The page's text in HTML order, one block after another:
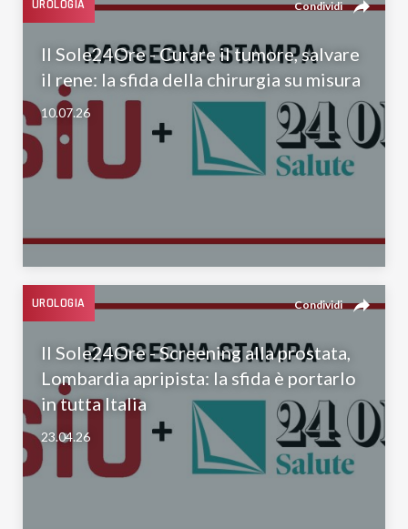
Il Sole24Ore - Curare il tumore, salvare
il rene: la sfida della chirurgia su misura
10.07.26
UROLOGIA Condividi reply
Il Sole24Ore - Screening alla prostata,
Lombardia apripista: la sfida è portarlo
in tutta Italia
23.04.26
UROLOGIA Condividi reply